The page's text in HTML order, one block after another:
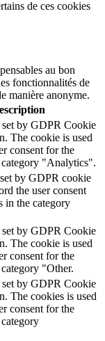
de ces cookies
au bon
fonctionnalités de
manière anonyme.
by GDPR Cookie
The cookie is used
consent for the
"Analytics".
by GDPR cookie
the user consent
in the category
by GDPR Cookie
The cookie is used
consent for the
"Other.
by GDPR Cookie
The cookies is used
consent for the